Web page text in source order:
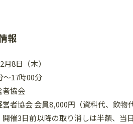
報
8日（木）
～17時00分
者協会
者協会 会員8,000円（資料代、飲物
催3日前以降の取り消しは半額、当